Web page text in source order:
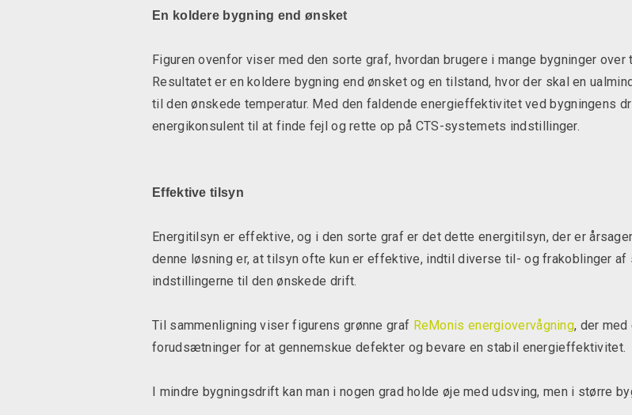
En koldere bygning end ønsket
Figuren ovenfor viser med den sorte graf, hvordan brugere i mange bygninger
Resultatet er en koldere bygning end ønsket og en tilstand, hvor der skal en
til den ønskede temperatur. Med den faldende energieffektivitet ved bygningens
energikonsulent til at finde fejl og rette op på CTS-systemets indstillinger.
Effektive tilsyn
Energitilsyn er effektive, og i den sorte graf er det dette energitilsyn, der er
denne løsning er, at tilsyn ofte kun er effektive, indtil diverse til- og frakoblinger
indstillingerne til den ønskede drift.
Til sammenligning viser figurens grønne graf ReMonis energiovervågning, der
forudsætninger for at gennemskue defekter og bevare en stabil energieffektivitet.
I mindre bygningsdrift kan man i nogen grad holde øje med udsving, men i større